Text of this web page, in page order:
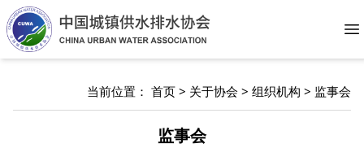
当前位置： 首页 > 关于协会 > 组织机构 > 监事会
监事会